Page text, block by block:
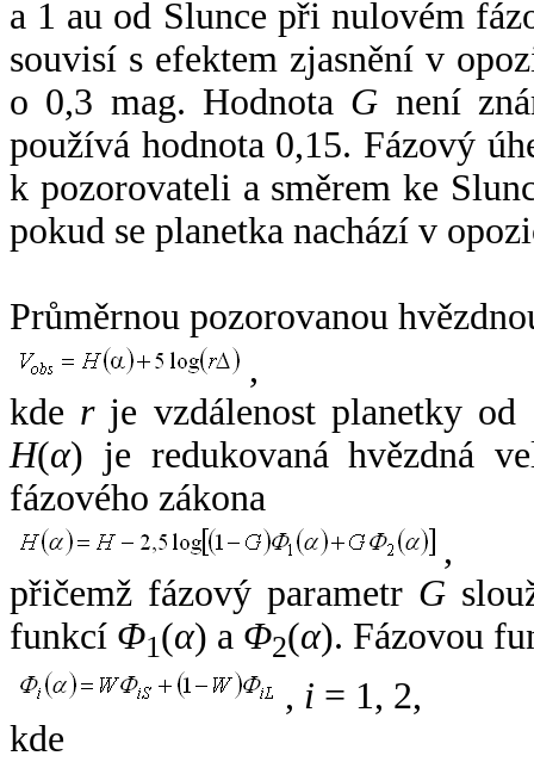
a 1 au od Slunce při nulovém
souvisí s efektem zjasnění v
o 0,3 mag. Hodnota G není
používá hodnota 0,15. Fázový
k pozorovateli a směrem ke
pokud se planetka nachází v
Průměrnou pozorovanou
,
kde rje vzdálenost planetky od
H(α) je redukovaná hvězdná
fázového zákona
,
přičemž fázový parametr G
funkcí Φ1(α) a Φ2(α). Fázovou
, i = 1, 2,
kde